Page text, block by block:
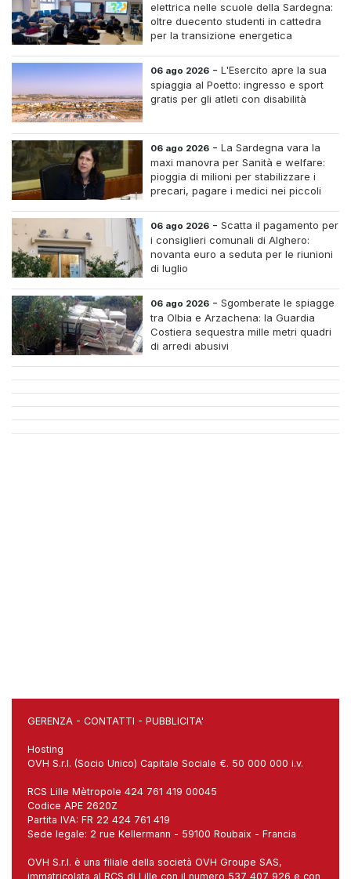
elettrica nelle scuole della Sardegna:
oltre duecento studenti in cattedra
per la transizione energetica
06 ago 2026 -L'Esercito apre la sua
spiaggia al Poetto: ingresso e sport
gratis per gli atleti con disabilità
06 ago 2026 -La Sardegna vara la
maxi manovra per Sanità e welfare:
pioggia di milioni per stabilizzare i
precari, pagare i medici nei piccoli
case di riposo.
06 ago 2026 -Scatta il pagamento per
i consiglieri comunali di Alghero:
novanta euro a seduta per le riunioni
di luglio
06 ago 2026 -Sgomberate le spiagge
tra Olbia e Arzachena: la Guardia
Costiera sequestra mille metri quadri
di arredi abusivi
GERENZA - CONTATTI - PUBBLICITA'
Hosting
OVH S.r.l. (Socio Unico) Capitale Sociale €. 50 000 000 i.v.
RCS Lille Mètropole 424 761 419 00045
Codice APE 2620Z
Partita IVA: FR 22 424 761 419
Sede legale: 2 rue Kellermann - 59100 Roubaix - Francia
OVH S.r.l. è una filiale della società OVH Groupe SAS,
immatricolata al RCS di Lille con il numero 537 407 926 e con